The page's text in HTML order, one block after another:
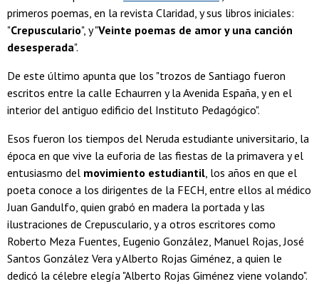
primeros poemas, en la revista Claridad, y sus libros iniciales:
"Crepusculario", y "Veinte poemas de amor y una canción
desesperada".
De este último apunta que los "trozos de Santiago fueron
escritos entre la calle Echaurren y la Avenida España, y en el
interior del antiguo edificio del Instituto Pedagógico".
Esos fueron los tiempos del Neruda estudiante universitario, la
época en que vive la euforia de las fiestas de la primavera y el
entusiasmo del movimiento estudiantil, los años en que el
poeta conoce a los dirigentes de la FECH, entre ellos al médico
Juan Gandulfo, quien grabó en madera la portada y las
ilustraciones de Crepusculario, y a otros escritores como
Roberto Meza Fuentes, Eugenio González, Manuel Rojas, José
Santos González Vera y Alberto Rojas Giménez, a quien le
dedicó la célebre elegía "Alberto Rojas Giménez viene volando".